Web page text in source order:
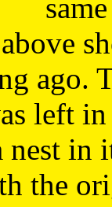
ago.
left
nest in
the